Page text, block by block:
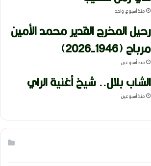
منذ أسبوع واحد
رحيل المخرج القدير محمد الأمين
مرباح (1946-2026)
منذ أسبوعين
الشاب بلال.. شيخ أغنية الراي
منذ أسبوعين